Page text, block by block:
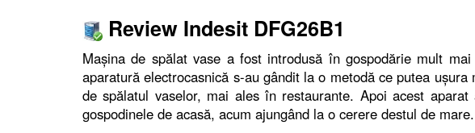
Review Indesit DFG26B1
Mașina de spălat vase a fost introdusă în gospodărie mult
aparatură electrocasnică s-au gândit la o metodă ce putea
de spălatul vaselor, mai ales în restaurante. Apoi acest
gospodinele de acasă, acum ajungând la o cerere destul de mare.